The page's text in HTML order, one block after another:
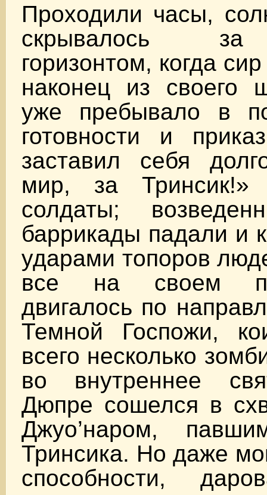
Проходили часы,
скрывалось
горизонтом, когда
наконец из своего
уже пребывало в
готовности и
заставил себя
мир, за
солдаты;
баррикады падали и
ударами топоров
все на своем
двигалось по
Темной Госпожи,
всего несколько
во внутреннее
Дюпре сошелся в
Джуо’наром,
Тринсика. Но даже
способности,